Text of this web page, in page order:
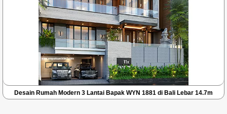
Desain Rumah Modern 3 Lantai Bapak WYN 1881 di Bali Lebar 14.7m